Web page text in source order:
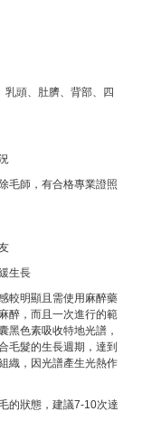
頭、肚臍、背部、四
毛師，有合格專業證照
生長
較明顯且需使用麻醉藥
醉，而且一次進行的範
黑色素吸收特地光譜，
毛髮的生長週期，達到
織，因光譜產生光熱作
的狀態，建議7-10次達